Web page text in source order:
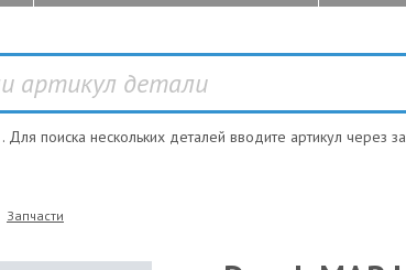
. Для поиска нескольких деталей вводите артикул через
Запчасти